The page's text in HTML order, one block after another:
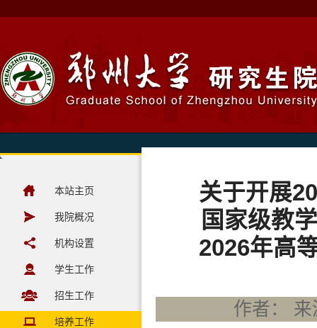
本站主页
我院概况
机构设置
学生工作
招生工作
培养工作
关于开展
国家级教
2026年高
作者：